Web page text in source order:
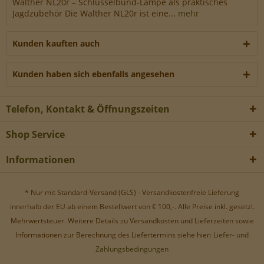
Werbe-Cookies, um Werbekampagnen zu steuern.
Jagdzubehör Die Walther NL20r ist eine... mehr
Kunden kauften auch
Kunden haben sich ebenfalls angesehen
Telefon, Kontakt & Öffnungszeiten
Shop Service
Informationen
* Nur mit Standard-Versand (GLS) - Versandkostenfreie Lieferung
innerhalb der EU ab einem Bestellwert von € 100,-. Alle Preise inkl. gesetzl.
Mehrwertsteuer. Weitere Details zu Versandkosten und Lieferzeiten sowie
Informationen zur Berechnung des Liefertermins siehe hier: Liefer- und
Zahlungsbedingungen